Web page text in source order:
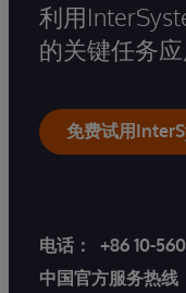
利用
的关键任务
免费试用
电话：
+86 10-
中国官方服务热线